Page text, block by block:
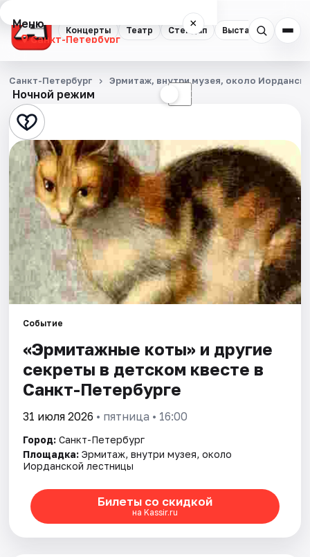
Концерты Театр Стендап Выставки
Меню ×
Санкт-Петербург
Концерты
Театр
Стендап
Выставки
Квесты
Экскурсии
Спорт
События
Города
Площадки
Артисты
Рейтинги
Ночной режим ☾
Санкт-Петербург Эрмитаж, внутри музея, около
Событие
«Эрмитажные коты» и другие
секреты в детском квесте в
Санкт-Петербурге
31 июля 2026 • пятница • 16:00
Город: Санкт-Петербург
Площадка: Эрмитаж, внутри музея, около
Иорданской лестницы
Билеты со скидкой
на Kassir.ru